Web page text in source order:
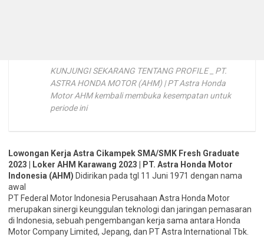
KUNJUNGI SEKARANG TENTANG PROFILE _ PT.
ASTRA HONDA MOTOR (AHM) | PT Astra Honda
Motor AHM kembali membuka kesempatan untuk
periode ini
Lowongan Kerja Astra Cikampek SMA/SMK Fresh Graduate
2023 | Loker AHM Karawang 2023 | PT. Astra Honda Motor
Indonesia (AHM) Didirikan pada tgl 11 Juni 1971 dengan nama
awal
PT Federal Motor Indonesia Perusahaan Astra Honda Motor
merupakan sinergi keunggulan teknologi dan jaringan pemasaran
di Indonesia, sebuah pengembangan kerja sama antara Honda
Motor Company Limited, Jepang, dan PT Astra International Tbk.